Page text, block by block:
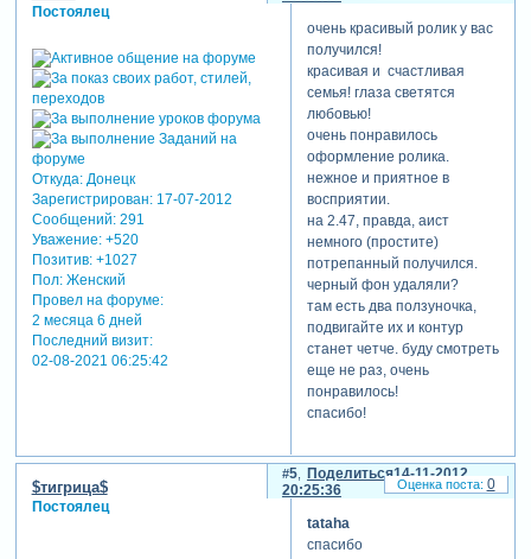
Постоялец
Откуда:Донецк
Зарегистрирован: 17-07-2012
Сообщений:291
Уважение: +520
Позитив: +1027
Пол:Женский
Провел на форуме:
2 месяца 6 дней
Последний визит:
02-08-2021 06:25:42
очень красивый ролик у вас
получился!
красивая и счастливая
семья! глаза светятся
любовью!
очень понравилось
оформление ролика.
нежное и приятное в
восприятии.
на 2.47, правда, аист
немного (простите)
потрепанный получился.
черный фон удаляли?
там есть два ползуночка,
подвигайте их и контур
станет четче. буду смотреть
еще не раз, очень
понравилось!
спасибо!
Поделиться
5
14-11-2012
20:25:36
$тигрица$
Постоялец
tataha
спасибо
0